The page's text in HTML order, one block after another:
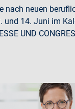
nach neuen
und 14. Juni im
UND